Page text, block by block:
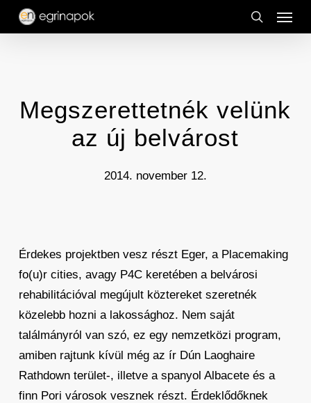
Skip
search
Menu
Megszerettetnék velünk
az új belvárost
2014. november 12.
Érdekes projektben vesz részt Eger, a Placemaking
fo(u)r cities, avagy P4C keretében a belvárosi
rehabilitációval megújult köztereket szeretnék
közelebb hozni a lakossághoz. Nem saját
találmányról van szó, ez egy nemzetközi program,
amiben rajtunk kívül még az ír Dún Laoghaire
Rathdown terület-, illetve a spanyol Albacete és a
finn Pori városok vesznek részt. Érdeklődőknek